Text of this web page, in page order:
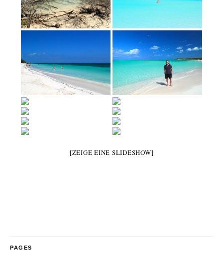
[ZEIGE EINE SLIDESHOW]
PAGES